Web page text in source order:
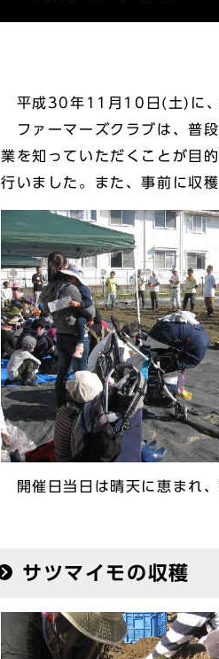
平成30年11月10日(土)に、
ファーマーズクラブは、普
業を知っていただくことが目
行いました。また、事前に収
開催日当日は晴天に恵まれ、
サツマイモの収穫